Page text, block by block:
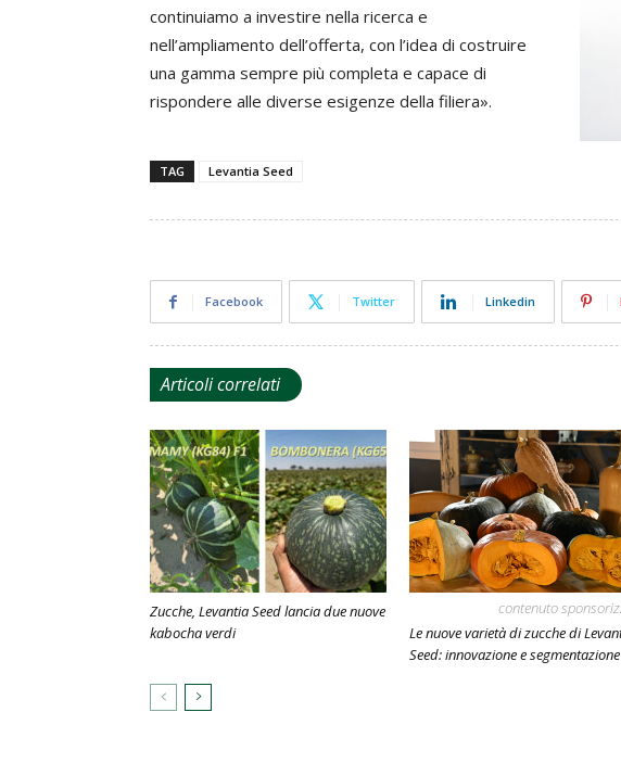
continuiamo a investire nella ricerca e
nell’ampliamento dell’offerta, con l’idea di costruire
una gamma sempre più completa e capace di
rispondere alle diverse esigenze della filiera».
TAG Levantia Seed
Facebook Twitter Linkedin
Articoli correlati
Zucche, Levantia Seed lancia due nuove
kabocha verdi
contenuto
Le nuove varietà di zucche di
Seed: innovazione e segmentazione